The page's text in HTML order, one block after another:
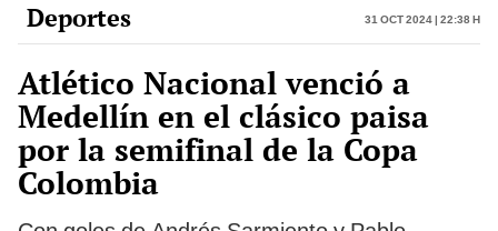
Deportes 31 Oct 2024 | 22:38 h
Atlético Nacional venció a
Medellín en el clásico paisa
por la semifinal de la Copa
Colombia